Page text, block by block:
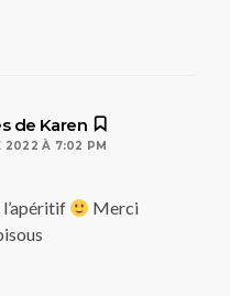
de Karen
2022 À 7:02 PM
l’apéritif
Merci